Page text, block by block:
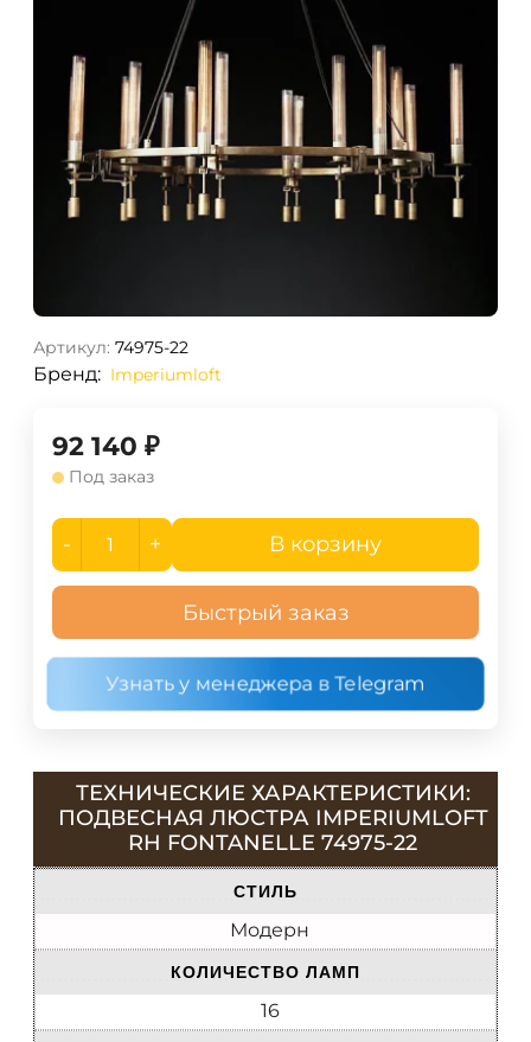
Артикул: 74975-22
Бренд: Imperiumloft
92 140 ₽
Под заказ
- + В корзину
Быстрый заказ
Узнать у менеджера в Telegram
ТЕХНИЧЕСКИЕ ХАРАКТЕРИСТИКИ:
ПОДВЕСНАЯ ЛЮСТРА IMPERIUMLOFT
RH FONTANELLE 74975-22
СТИЛЬ
Модерн
КОЛИЧЕСТВО ЛАМП
16